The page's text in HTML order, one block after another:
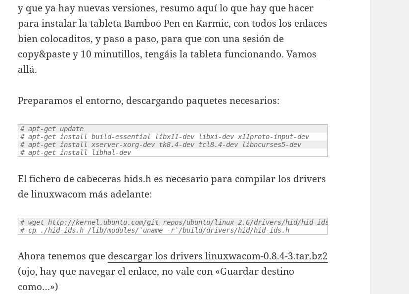
y que ya hay nuevas versiones, resumo aquí lo que hay que hacer
para instalar la tableta Bamboo Pen en Karmic, con todos los enlaces
bien colocaditos, y paso a paso, para que con una sesión de
copy&paste y 10 minutillos, tengáis la tableta funcionando. Vamos
allá.
Preparamos el entorno, descargando paquetes necesarios:
# apt-get update
# apt-get install build-essential libx11-dev libxi-dev x11proto-input-dev
# apt-get install xserver-xorg-dev tk8.4-dev tcl8.4-dev libncurses5-dev
# apt-get install libhal-dev
El fichero de cabeceras hids.h es necesario para compilar los drivers
de linuxwacom más adelante:
# wget http://kernel.ubuntu.com/git-repos/ubuntu/linux-2.6/drivers/hid/hid-ids.h
# cp ./hid-ids.h /lib/modules/`uname -r`/build/drivers/hid/hid-ids.h
Ahora tenemos que descargar los drivers linuxwacom-0.8.4-3.tar.bz2
(ojo, hay que navegar el enlace, no vale con «Guardar destino
como…»)